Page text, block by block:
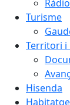
Turisme
Territori i
Hisenda
Habitatge